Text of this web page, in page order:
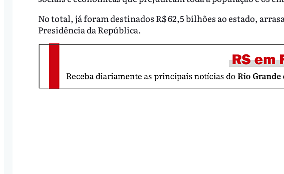
No total, já foram destinados R$ 62,5 bilhões ao estado,
Presidência da República.